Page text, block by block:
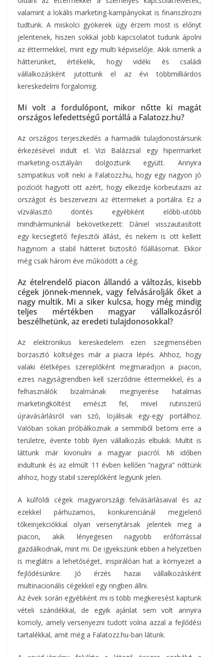
valamint a lokális marketing-kampányokat is finanszírozni
tudtunk. A miskolci gyökerek úgy érzem most is előnyt
jelentenek, hiszen sokkal jobb kapcsolatot tudunk ápolni
az éttermekkel, mint egy multi képviselője. Akik ismerik a
hátterünket, értékelik, hogy vidéki és családi
vállalkozásként jutottunk el az évi többmilliárdos
kereskedelmi forgalomig.
Mi volt a fordulópont, mikor nőtte ki magát
országos lefedettségű portállá a Falatozz.hu?
Az országos terjeszkedés a harmadik tulajdonostársunk
érkezésével indult el. Vizi Balázzsal egy hipermarket
marketing-osztályán dolgoztunk együtt. Annyira
szimpatikus volt neki a Falatozz.hu, hogy egy nagyon jó
pozíciót hagyott ott azért, hogy elkezdje körbeutazni az
országot és beszervezni az éttermeket a portálra. Ez a
vízválasztó döntés egyébként előbb-utóbb
mindhármunknál bekövetkezett: Dániel visszautasított
egy kecsegtető fejlesztői állást, és nekem is ott kellett
hagynom a stabil hátteret biztosító főállásomat. Ekkor
még csak három éve működött a cég.
Az ételrendelő piacon állandó a változás, kisebb
cégek jönnek-mennek, vagy felvásárolják őket a
nagy multik. Mi a siker kulcsa, hogy még mindig
teljes mértékben magyar vállalkozásról
beszélhetünk, az eredeti tulajdonosokkal?
Az elektronikus kereskedelem ezen szegmensében
borzasztó költséges már a piacra lépés. Ahhoz, hogy
valaki életképes szereplőként megmaradjon a piacon,
ezres nagyságrendben kell szerződnie éttermekkel, és a
felhasználók bizalmának megnyerése hatalmas
marketingköltést emészt fel, mivel rutinszerű
újravásárlásról van szó, lojálisak egy-egy portálhoz.
Valóban sokan próbálkoznak a semmiből betörni erre a
területre, évente több ilyen vállalkozás elbukik. Multit is
láttunk már kivonulni a magyar piacról. Mi időben
indultunk és az elmúlt 11 évben kellően “nagyra” nőttünk
ahhoz, hogy stabil szereplőként legyünk jelen.
A külföldi cégek magyarországi felvásárlásaival és az
ezekkel párhuzamos, konkurenciánál megjelenő
tőkeinjekciókkal olyan versenytársak jelentek meg a
piacon, akik lényegesen nagyobb erőforrással
gazdálkodnak, mint mi. De igyekszünk ebben a helyzetben
is meglátni a lehetőséget, inspirálóan hat a környezet a
fejlődésünkre. Jó érzés hazai vállalkozásként
multinacionális cégekkel egy ringben állni.
Az évek során egyébként mi is több megkeresést kaptunk
vételi szándékkal, de egyik ajánlat sem volt annyira
komoly, amely versenyezni tudott volna azzal a fejlődési
tartalékkal, amit még a Falatozz.hu-ban látunk.